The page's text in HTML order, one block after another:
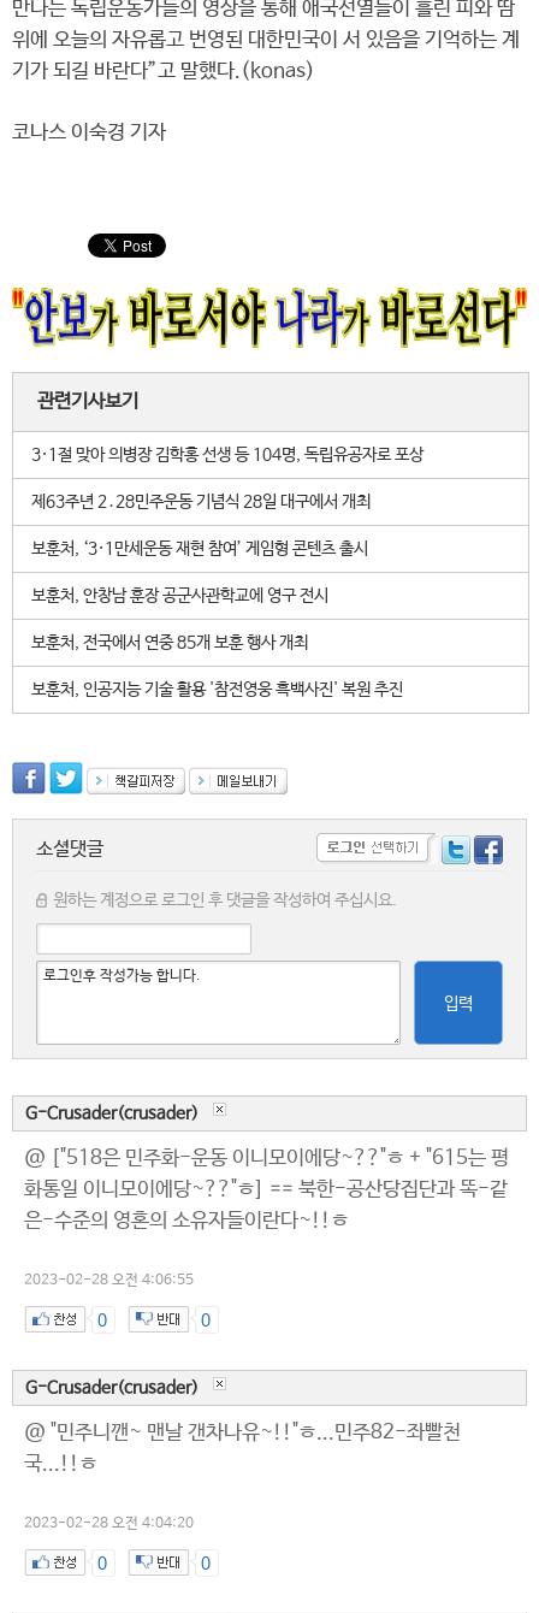
만나는 독립운동가들의 영상을 통해 애국선열들이 흘린 피와 땀
위에 오늘의 자유롭고 번영된 대한민국이 서 있음을 기억하는 계
기가 되길 바란다”고 말했다.(konas)
코나스 이숙경 기자
관련기사보기
3·1절 맞아 의병장 김학홍 선생 등 104명, 독립유공자로 포상
제63주년 2․28민주운동 기념식 28일 대구에서 개최
보훈처, ‘3·1만세운동 재현 참여’ 게임형 콘텐츠 출시
보훈처, 안창남 훈장 공군사관학교에 영구 전시
보훈처, 전국에서 연중 85개 보훈 행사 개최
보훈처, 인공지능 기술 활용 '참전영웅 흑백사진' 복원 추진
소셜댓글
원하는 계정으로 로그인 후 댓글을 작성하여 주십시요.
입력
G-Crusader(crusader)
@ ["518은 민주화-운동 이니모이에당~??"ㅎ + "615는 평
화통일 이니모이에당~??"ㅎ] == 북한-공산당집단과 똑-같
은-수준의 영혼의 소유자들이란다~!!ㅎ
2023-02-28 오전 4:06:55
0 0
G-Crusader(crusader)
@ "민주니깬~ 맨날 갠차나유~!!"ㅎ...민주82-좌빨천
국...!!ㅎ
2023-02-28 오전 4:04:20
0 0